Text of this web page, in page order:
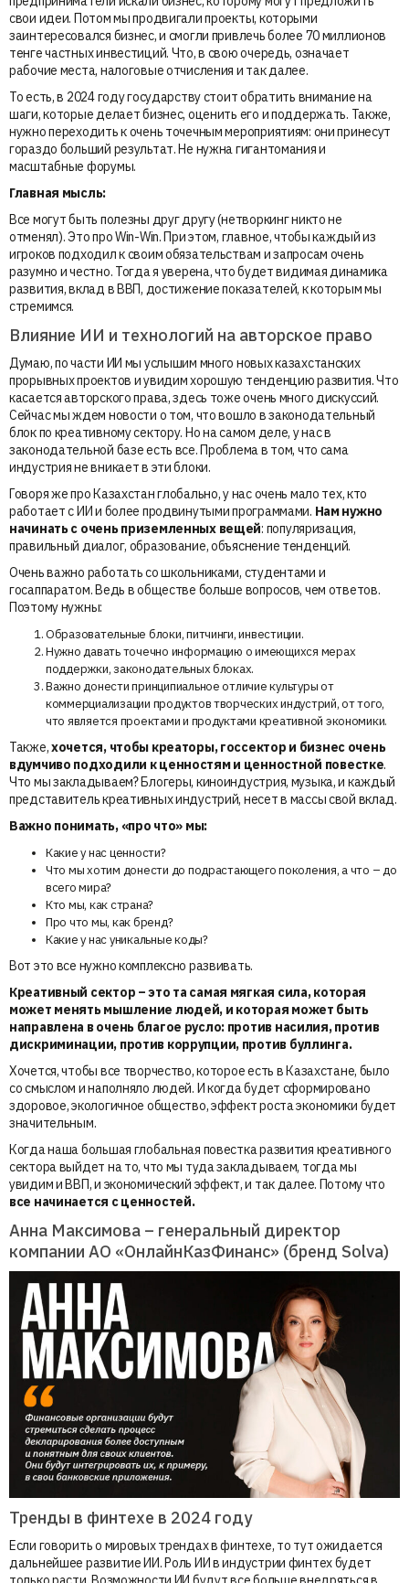
свои идеи. Потом мы продвигали проекты, которыми
заинтересовался бизнес, и смогли привлечь более 70 миллионов
тенге частных инвестиций. Что, в свою очередь, означает
рабочие места, налоговые отчисления и так далее.
То есть, в 2024 году государству стоит обратить внимание на
шаги, которые делает бизнес, оценить его и поддержать. Также,
нужно переходить к очень точечным мероприятиям: они принесут
гораздо больший результат. Не нужна гигантомания и
масштабные форумы.
Главная мысль:
Все могут быть полезны друг другу (нетворкинг никто не
отменял). Это про Win-Win. При этом, главное, чтобы каждый из
игроков подходил к своим обязательствам и запросам очень
разумно и честно. Тогда я уверена, что будет видимая динамика
развития, вклад в ВВП, достижение показателей, к которым мы
стремимся.
Влияние ИИ и технологий на авторское право
Думаю, по части ИИ мы услышим много новых казахстанских
прорывных проектов и увидим хорошую тенденцию развития. Что
касается авторского права, здесь тоже очень много дискуссий.
Сейчас мы ждем новости о том, что вошло в законодательный
блок по креативному сектору. Но на самом деле, у нас в
законодательной базе есть все. Проблема в том, что сама
индустрия не вникает в эти блоки.
Говоря же про Казахстан глобально, у нас очень мало тех, кто
работает с ИИ и более продвинутыми программами. Нам нужно
начинать с очень приземленных вещей: популяризация,
правильный диалог, образование, объяснение тенденций.
Очень важно работать со школьниками, студентами и
госаппаратом. Ведь в обществе больше вопросов, чем ответов.
Поэтому нужны:
Образовательные блоки, питчинги, инвестиции.
Нужно давать точечно информацию о имеющихся мерах
поддержки, законодательных блоках.
Важно донести принципиальное отличие культуры от
коммерциализации продуктов творческих индустрий, от того,
что является проектами и продуктами креативной экономики.
Также,хочется, чтобы креаторы, госсектор и бизнес очень
вдумчиво подходили к ценностям и ценностной повестке.
Что мы закладываем? Блогеры, киноиндустрия, музыка, и каждый
представитель креативных индустрий, несет в массы свой вклад.
Важно понимать, «про что» мы:
Какие у нас ценности?
Что мы хотим донести до подрастающего поколения, а что – до
всего мира?
Кто мы, как страна?
Про что мы, как бренд?
Какие у нас уникальные коды?
Вот это все нужно комплексно развивать.
Креативный сектор – это та самая мягкая сила, которая
может менять мышление людей, и которая может быть
направлена в очень благое русло: против насилия, против
дискриминации, против коррупции, против буллинга.
Хочется, чтобы все творчество, которое есть в Казахстане, было
со смыслом и наполняло людей. И когда будет сформировано
здоровое, экологичное общество, эффект роста экономики будет
значительным.
Когда наша большая глобальная повестка развития креативного
сектора выйдет на то, что мы туда закладываем, тогда мы
увидим и ВВП, и экономический эффект, и так далее. Потому что
все начинается с ценностей.
Анна Максимова – генеральный директор
компании АО «ОнлайнКазФинанс» (бренд Solva)
Тренды в финтехе в 2024 году
Если говорить о мировых трендах в финтехе, то тут ожидается
дальнейшее развитие ИИ. Роль ИИ в индустрии финтех будет